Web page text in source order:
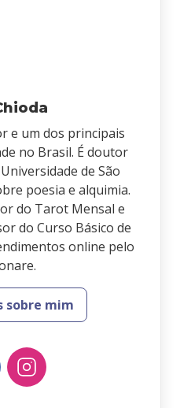
e um dos principais
no Brasil. É doutor
de São
poesia e alquimia.
do Tarot Mensal e
do Curso Básico de
online pelo
sobre mim